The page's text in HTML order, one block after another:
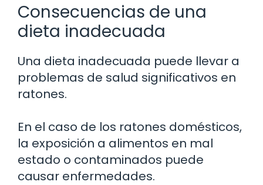
Consecuencias de una
dieta inadecuada
Una dieta inadecuada puede llevar a
problemas de salud significativos en
ratones.
En el caso de los ratones domésticos,
la exposición a alimentos en mal
estado o contaminados puede
causar enfermedades.